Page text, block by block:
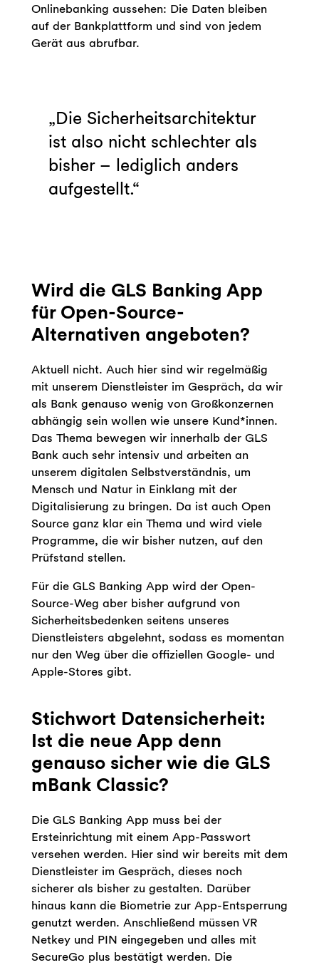
Onlinebanking aussehen: Die Daten bleiben
auf der Bankplattform und sind von jedem
Gerät aus abrufbar.
Die Sicherheitsarchitektur
ist also nicht schlechter als
bisher – lediglich anders
aufgestellt.
Wird die GLS Banking App
für Open-Source-
Alternativen angeboten?
Aktuell nicht. Auch hier sind wir regelmäßig
mit unserem Dienstleister im Gespräch, da wir
als Bank genauso wenig von Großkonzernen
abhängig sein wollen wie unsere Kund*innen.
Das Thema bewegen wir innerhalb der GLS
Bank auch sehr intensiv und arbeiten an
unserem digitalen Selbstverständnis, um
Mensch und Natur in Einklang mit der
Digitalisierung zu bringen. Da ist auch Open
Source ganz klar ein Thema und wird viele
Programme, die wir bisher nutzen, auf den
Prüfstand stellen.
Für die GLS Banking App wird der Open-
Source-Weg aber bisher aufgrund von
Sicherheitsbedenken seitens unseres
Dienstleisters abgelehnt, sodass es momentan
nur den Weg über die offiziellen Google- und
Apple-Stores gibt.
Stichwort Datensicherheit:
Ist die neue App denn
genauso sicher wie die GLS
mBank Classic?
Die GLS Banking App muss bei der
Ersteinrichtung mit einem App-Passwort
versehen werden. Hier sind wir bereits mit dem
Dienstleister im Gespräch, dieses noch
sicherer als bisher zu gestalten. Darüber
hinaus kann die Biometrie zur App-Entsperrung
genutzt werden. Anschließend müssen VR
Netkey und PIN eingegeben und alles mit
SecureGo plus bestätigt werden. Die